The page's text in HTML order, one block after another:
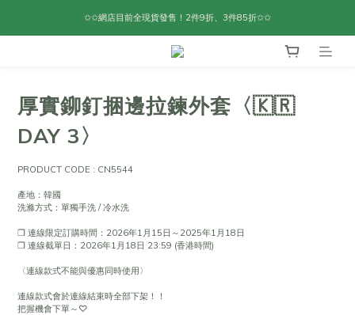
✩✩網店目前全現貨發售！2件9折、3件85折✩✩
厚實鉚釘捆邊拉鍊外套〈🇰🇷
DAY 3〉
PRODUCT CODE : CN5544
產地：韓國
洗滌方式：單獨手洗 / 冷水洗
❐ 連線限定訂購時間：2026年1月15日～2025年1月18日
❐ 連線截單日：2026年1月18日 23:59 (香港時間)
〈連線款式不能與優惠同時使用〉
連線款式會於連線結束時全部下架！！
把握機會下單～♡